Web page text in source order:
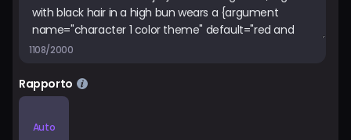
1108/2000
Rapporto
Auto